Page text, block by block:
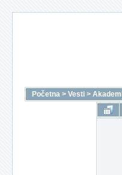
Početna > Vesti >